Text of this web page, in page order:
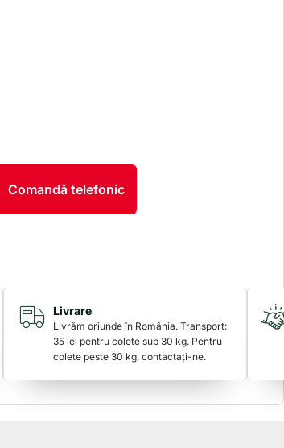
Comandă telefonic
Livrare
Livrăm oriunde în România. Transport:
35 lei pentru colete sub 30 kg. Pentru
colete peste 30 kg, contactați-ne.